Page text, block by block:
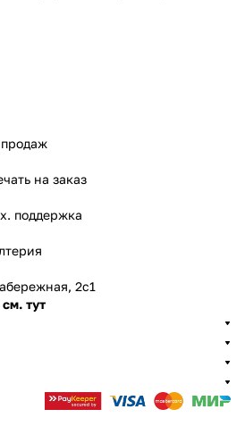
как медицина,
TEYU (S&A)
эффективностью и
при работе с
успешной работы
широкий выбор
различной
чтобы
различных отраслей
постоянно
продукты и технологии,
самые инновационные
на заказ
поддержка
2с1
тут